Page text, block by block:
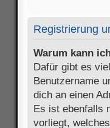
Registrierung
Warum kann
Dafür gibt es
Benutzername
dich an einen
Es ist ebenfalls
vorliegt,